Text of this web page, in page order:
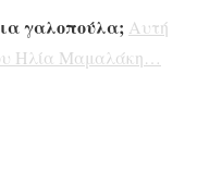
γαλοπούλα; Αυτή
Ηλία Μαμαλάκη…